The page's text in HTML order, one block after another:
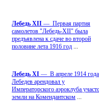
Лебедь ХII — Первая партия
самолетов "Лебедь-ХII" была
предъявлена к сдаче во второй
половине лета 1916 год
Лебедь ХI — В апреле 1914 года
Лебедев арендовал у
Императорского аэроклуба
земли на Комендантском